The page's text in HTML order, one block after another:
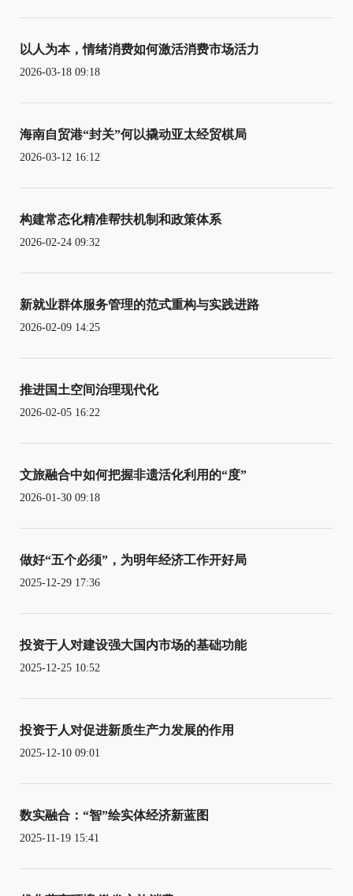
以人为本，情绪消费如何激活消费市场活力
2026-03-18 09:18
海南自贸港“封关”何以撬动亚太经贸棋局
2026-03-12 16:12
构建常态化精准帮扶机制和政策体系
2026-02-24 09:32
新就业群体服务管理的范式重构与实践进路
2026-02-09 14:25
推进国土空间治理现代化
2026-02-05 16:22
文旅融合中如何把握非遗活化利用的“度”
2026-01-30 09:18
做好“五个必须”，为明年经济工作开好局
2025-12-29 17:36
投资于人对建设强大国内市场的基础功能
2025-12-25 10:52
投资于人对促进新质生产力发展的作用
2025-12-10 09:01
数实融合：“智”绘实体经济新蓝图
2025-11-19 15:41